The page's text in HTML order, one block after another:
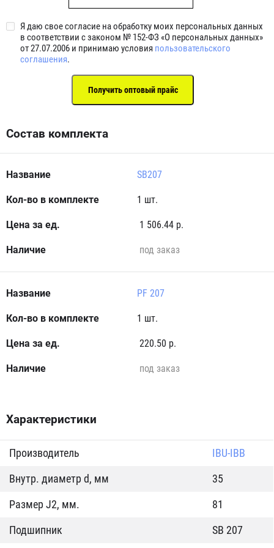
Я даю свое согласие на обработку моих персональных данных
в соответствии с законом № 152-ФЗ «О персональных данных»
от 27.07.2006 и принимаю условия пользовательского
соглашения.
Состав комплекта
SB207
1 шт.
1 506.44 р.
под заказ
PF 207
1 шт.
220.50 р.
под заказ
Характеристики
Производитель
IBU-IBB
Внутр. диаметр d, мм
35
Размер J2, мм.
81
Подшипник
SB 207